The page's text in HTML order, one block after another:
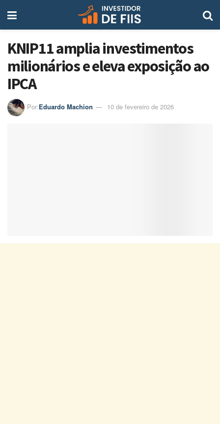
KNIP11 amplia investimentos
milionários e eleva exposição ao
IPCA
Por:Eduardo Machion 10 de fevereiro de 2026